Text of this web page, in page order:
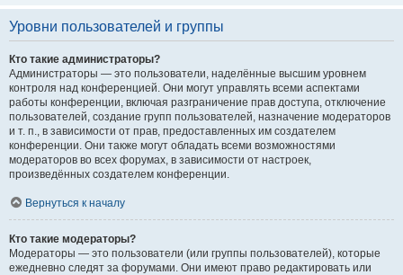
Уровни пользователей и группы
Кто такие администраторы?
Администраторы — это пользователи, наделённые высшим уровнем
контроля над конференцией. Они могут управлять всеми аспектами
работы конференции, включая разграничение прав доступа, отключение
пользователей, создание групп пользователей, назначение модераторов
и т. п., в зависимости от прав, предоставленных им создателем
конференции. Они также могут обладать всеми возможностями
модераторов во всех форумах, в зависимости от настроек,
произведённых создателем конференции.
Вернуться к началу
Кто такие модераторы?
Модераторы — это пользователи (или группы пользователей), которые
ежедневно следят за форумами. Они имеют право редактировать или